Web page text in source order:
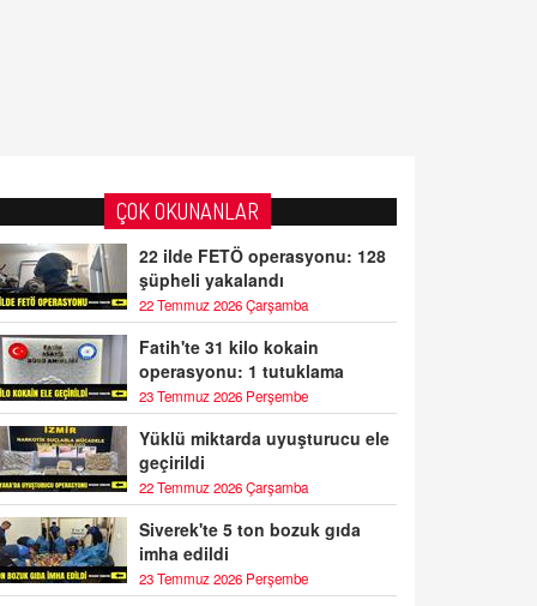
ÇOK OKUNANLAR
22 ilde FETÖ operasyonu: 128
şüpheli yakalandı
22 Temmuz 2026 Çarşamba
Fatih'te 31 kilo kokain
operasyonu: 1 tutuklama
23 Temmuz 2026 Perşembe
Yüklü miktarda uyuşturucu ele
geçirildi
22 Temmuz 2026 Çarşamba
Siverek'te 5 ton bozuk gıda
imha edildi
23 Temmuz 2026 Perşembe